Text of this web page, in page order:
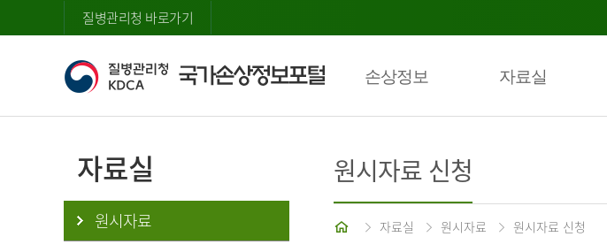
질병관리청 바로가기
손상정보 자료실
자료실
원시자료
원시자료 신청
홈 자료실 원시자료 원시자료 신청